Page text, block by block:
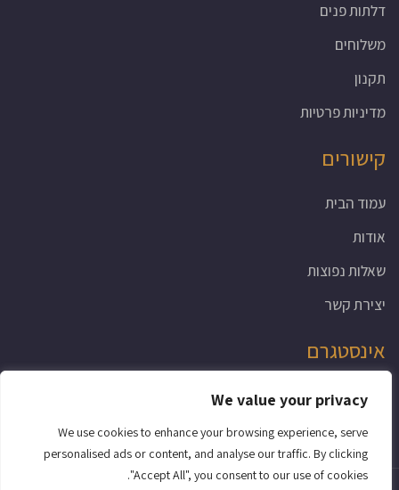
We value your privacy
We use cookies to enhance your browsing experience, serve
personalised ads or content, and analyse our traffic. By clicking
"Accept All", you consent to our use of cookies.
דלתות פנים
משלוחים
תקנון
מדיניות פרטיות
קישורים
עמוד הבית
אודות
שאלות נפוצות
יצירת קשר
אינסטגרם